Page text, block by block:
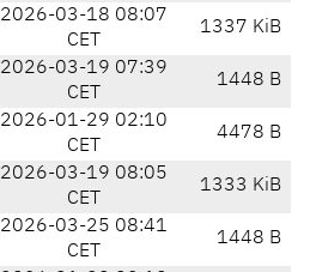
2026-03-18 08:07
CET
1337 KiB
2026-03-19 07:39
CET
1448 B
2026-01-29 02:10
CET
4478 B
2026-03-19 08:05
CET
1333 KiB
2026-03-25 08:41
CET
1448 B